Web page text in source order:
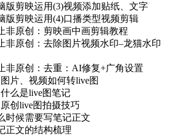
版剪映运用(3)视频添加贴纸、文字
版剪映运用(4)口播类型视频剪辑
非原创：剪映画中画剪辑教程
非原创：去除图片视频水印–龙猫水印
非原创：去重：AI修复+广角设置
片、视频如何转live图
么是live图笔记
创live图拍摄技巧
时候需要写笔记正文
正文的结构梳理